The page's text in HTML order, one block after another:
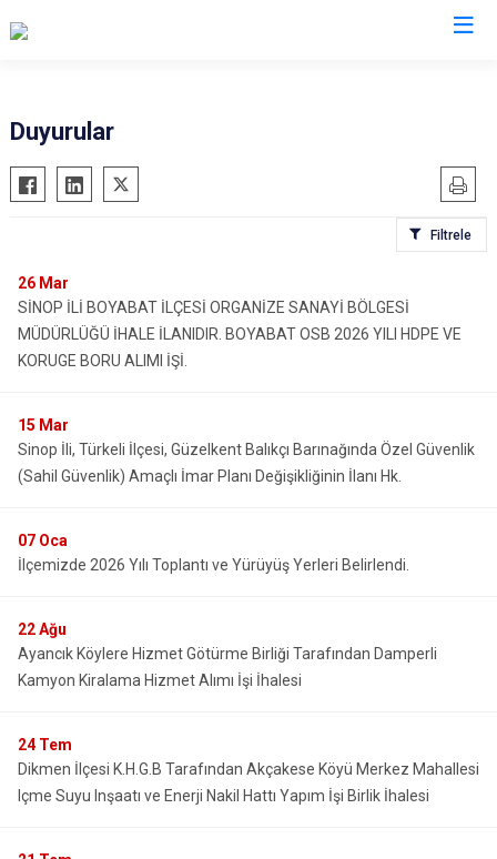
Ayancık
Boyabat
Durağan
Erfelek
Gerze
Türkeli
Duyurular
Filtrele
26 Mar
SİNOP İLİ BOYABAT İLÇESİ ORGANİZE SANAYİ BÖLGESİ
MÜDÜRLÜĞÜ İHALE İLANIDIR. BOYABAT OSB 2026 YILI HDPE VE
KORUGE BORU ALIMI İŞİ.
15 Mar
Sinop İli, Türkeli İlçesi, Güzelkent Balıkçı Barınağında Özel Güvenlik
(Sahil Güvenlik) Amaçlı İmar Planı Değişikliğinin İlanı Hk.
07 Oca
İlçemizde 2026 Yılı Toplantı ve Yürüyüş Yerleri Belirlendi.
22Ağu
Ayancık Köylere Hizmet Götürme Birliği Tarafından Damperli
Kamyon Kiralama Hizmet Alımı İşi İhalesi
24 Tem
Dikmen İlçesi K.H.G.B Tarafından Akçakese Köyü Merkez Mahallesi
Içme Suyu Inşaatı ve Enerji Nakil Hattı Yapım İşi Birlik İhalesi